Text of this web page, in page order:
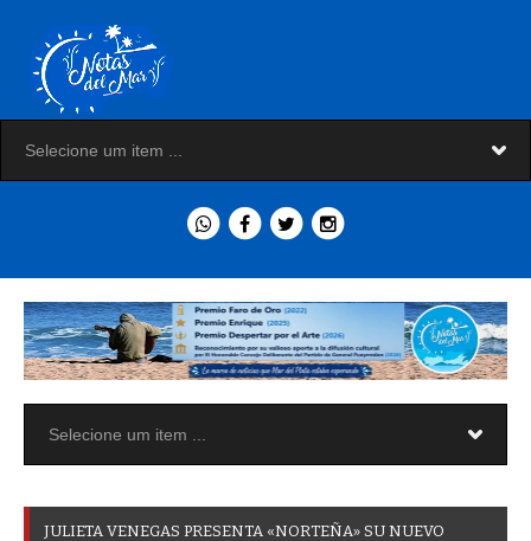
JULIETA VENEGAS PRESENTA «NORTEÑA» SU NUEVO